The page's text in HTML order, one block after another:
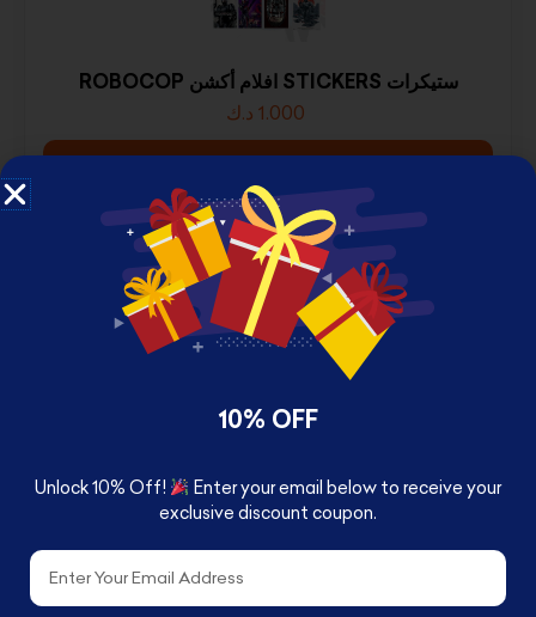
ROBOCOP افلام أكشن STICKERS ستيكرات
1.000 د.ك
DC افلام أكشن STICKERS ستيكرات
10% OFF
Unlock 10% Off!
Enter your email below to receive your
exclusive discount coupon.
Email